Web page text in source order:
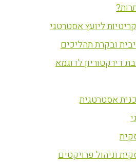
ובקרת תהליכים
דירקטוריון לדוגמא
אסטרטגית
וניהול פרויקטים